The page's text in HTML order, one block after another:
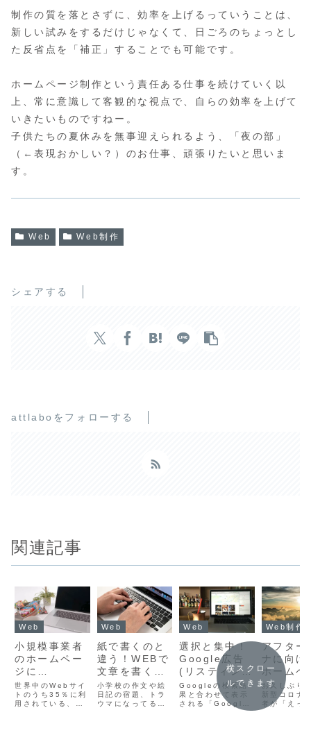
制作の質を落とさずに、効率を上げるっていうことは、
新しい試みをするだけじゃなくて、日ごろのちょっとし
た反省点を「補正」することでも可能です。
ホームページ制作という責任ある仕事を続けていく以
上、常に意識して客観的な視点で、自らの効率を上げて
いきたいものですねー。
子供たちの夏休みを無事迎えられるよう、「夜の部」
（←表現おかしい？）のお仕事、頑張りたいと思いま
す。
Web Web制作
シェアする
attlaboをフォローする
関連記事
Web
小規模事業者
のホームペー
ジに
WordPress
は必須なの
か？
世界中のWebサイ
トのうち35％に利
用されている、と
Web
紙で書くのと
違う！WEBで
文章を書くと
きに押さえて
ほしい５つの
ポイント
小学校の作文や絵
日記の宿題、トラ
ウマになってる人
Web
選択と集中！
Google広告
(リスティング
広告)で成果を
あげるための
３つのポイン
Googleの検索結
果と合わせて表示
される「Google
広告」。いわゆる
Web制作
アフター
ナに向け
ホームペ
制作
お久しぶり
新型コロナ
者が「えっ
横スクロー
ルできます